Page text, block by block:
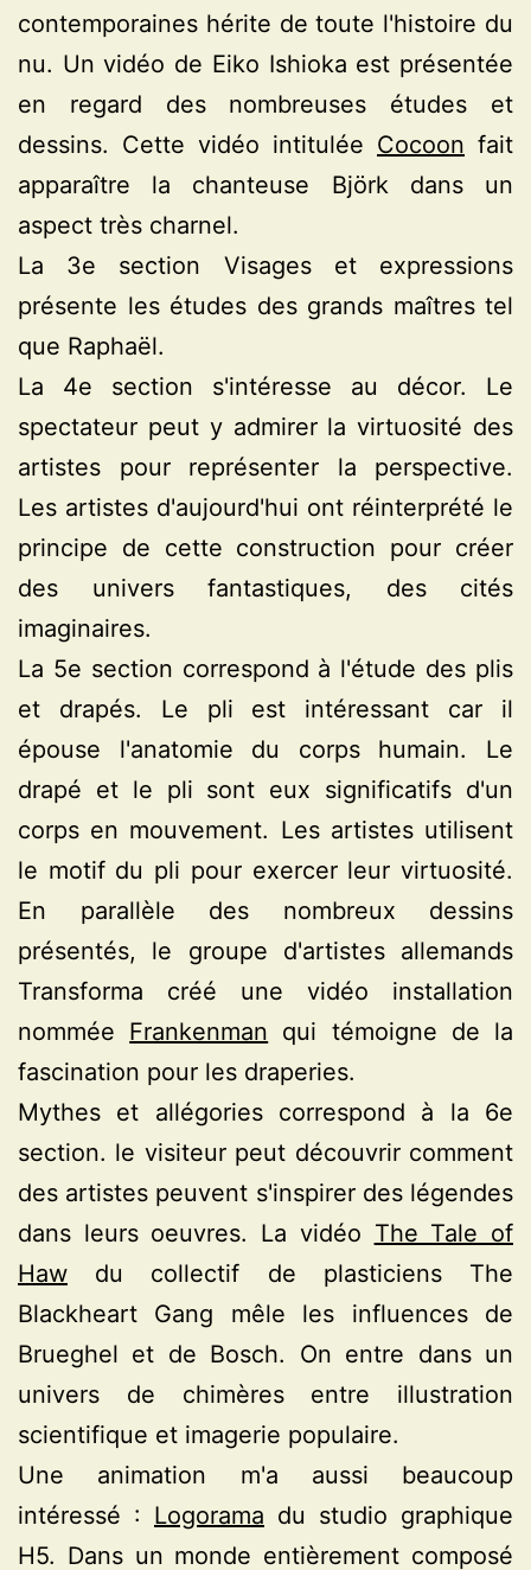
contemporaines hérite de toute l'histoire du
nu. Un vidéo de Eiko Ishioka est présentée
en regard des nombreuses études et
dessins. Cette vidéo intitulée Cocoon fait
apparaître la chanteuse Björk dans un
aspect très charnel.
La 3e section Visages et expressions
présente les études des grands maîtres tel
que Raphaël.
La 4e section s'intéresse au décor. Le
spectateur peut y admirer la virtuosité des
artistes pour représenter la perspective.
Les artistes d'aujourd'hui ont réinterprété le
principe de cette construction pour créer
des univers fantastiques, des cités
imaginaires.
La 5e section correspond à l'étude des plis
et drapés. Le pli est intéressant car il
épouse l'anatomie du corps humain. Le
drapé et le pli sont eux significatifs d'un
corps en mouvement. Les artistes utilisent
le motif du pli pour exercer leur virtuosité.
En parallèle des nombreux dessins
présentés, le groupe d'artistes allemands
Transforma créé une vidéo installation
nommée Frankenman qui témoigne de la
fascination pour les draperies.
Mythes et allégories correspond à la 6e
section. le visiteur peut découvrir comment
des artistes peuvent s'inspirer des légendes
dans leurs oeuvres. La vidéo The Tale of
Haw du collectif de plasticiens The
Blackheart Gang mêle les influences de
Brueghel et de Bosch. On entre dans un
univers de chimères entre illustration
scientifique et imagerie populaire.
Une animation m'a aussi beaucoup
intéressé : Logorama du studio graphique
H5. Dans un monde entièrement composé